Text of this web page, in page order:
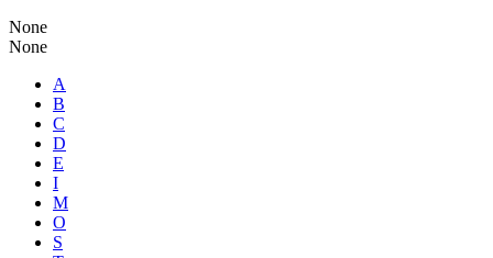
None
None
A
B
C
D
E
I
M
O
S